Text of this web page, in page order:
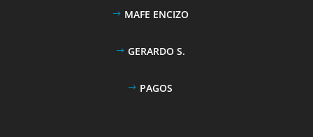
MAFE ENCIZO
GERARDO S.
PAGOS